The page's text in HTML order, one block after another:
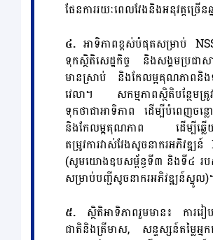
ផែនការរយៈពេលវែងនិងអនុវត្តច្រើន
៤. អាទិភាពខ្ពស់បំផុតសម្រាប់
ទុកស្ថិតិសេដ្ឋកិច្ច និងសង្គមប្រជាស
មានស្រាប់ និងកែលម្អគុណភាពនិ
វេលា។ សកម្មភាពស្ថិតិបន្ថែមត្រូ
ទុកថាជាអាទិភាព ដើម្បីបំពេញចន្ល
និងកែលម្អគុណភាព ដើម្បីឆ្លើ
តម្រូវការវាស់វែងសូចនាករអភិវឌ្ឍ
(សូមយោងឧបសម្ព័ន្ធទី៣ និងទី៤ រ
សម្រាប់បញ្ជីសូចនាករអភិវឌ្ឍន៍ស្នូល)
៥. ស្ថិតិអាទិភាពរួមមាន៖ ការ
ជាតិនិងត្រីមាស, សន្ទស្សន៍តម្លៃអ្នក